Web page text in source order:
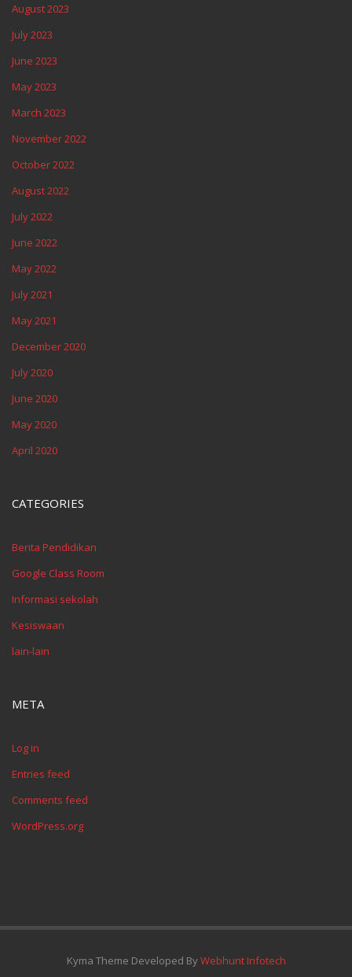
August 2023
July 2023
June 2023
May 2023
March 2023
November 2022
October 2022
August 2022
July 2022
June 2022
May 2022
July 2021
May 2021
December 2020
July 2020
June 2020
May 2020
April 2020
CATEGORIES
Berita Pendidikan
Google Class Room
Informasi sekolah
Kesiswaan
lain-lain
META
Log in
Entries feed
Comments feed
WordPress.org
Kyma Theme Developed ByWebhunt Infotech